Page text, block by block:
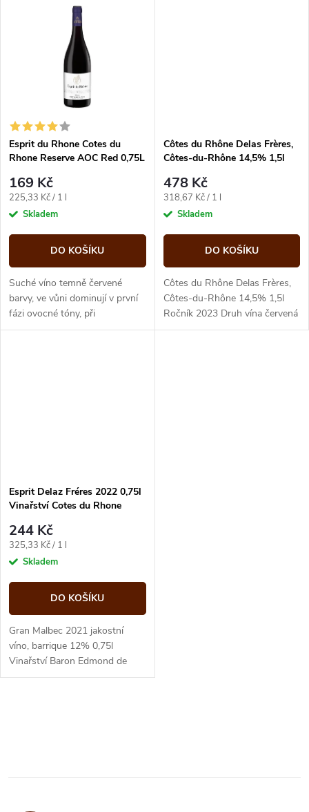
Esprit du Rhone Cotes du
Rhone Reserve AOC Red 0,75L
169 Kč
Měrná
cena:
225,33 Kč / 1 l
Skladem
DO KOŠÍKU
Suché víno temně červené
barvy, ve vůni dominují v první
fázi ovocné tóny, při
provzdušnění se objevují
Côtes du Rhône Delas Frères,
Côtes-du-Rhône 14,5% 1,5l
478 Kč
Měrná
cena:
318,67 Kč / 1 l
Skladem
DO KOŠÍKU
Côtes du Rhône Delas Frères,
Côtes-du-Rhône 14,5% 1,5l
Ročník 2023 Druh vína červená
vína Jakost Appelation d'Origin
Esprit Delaz Fréres 2022 0,75l
Vinařství Cotes du Rhone
244 Kč
Měrná
cena:
325,33 Kč / 1 l
Skladem
DO KOŠÍKU
Gran Malbec 2021 jakostní
víno, barrique 12% 0,75l
Vinařství Baron Edmond de
Rothschild Ročník 2021 Druh
l